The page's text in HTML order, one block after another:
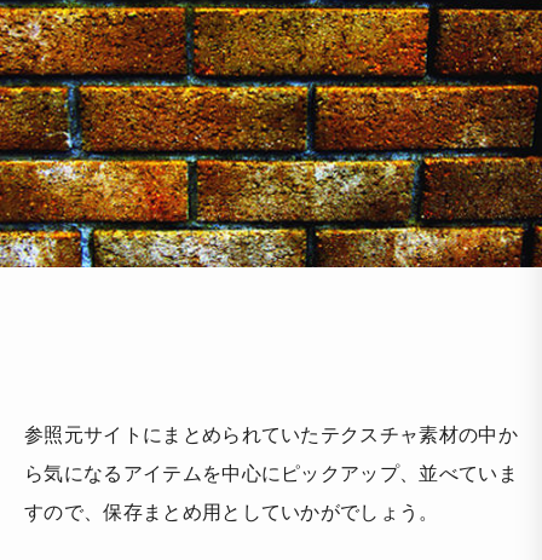
参照元サイトにまとめられていたテクスチャ素材の中か
ら気になるアイテムを中心にピックアップ、並べていま
すので、保存まとめ用としていかがでしょう。